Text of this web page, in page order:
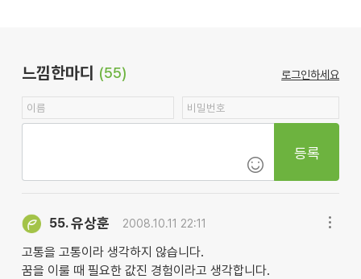
느낌한마디 (55) 로그인하세요
등록
55.유상훈 2008.10.11 22:11
고통을 고통이라 생각하지 않습니다.
꿈을 이룰 때 필요한 값진 경험이라고 생각합니다.